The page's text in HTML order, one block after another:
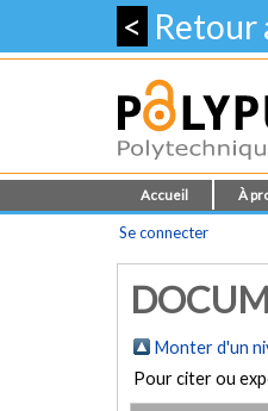
< Retour
Accueil À
Se connecter
Monter d'un
Pour citer ou